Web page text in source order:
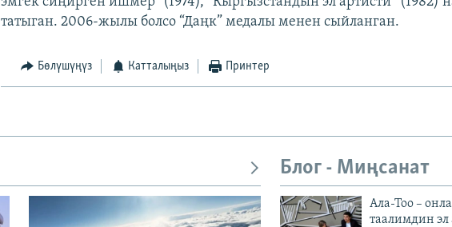
татыган. 2006-жылы болсо “Даңк” медалы менен сыйланган.
Бөлүшүңүз Катталыңыз Принтер
Блог - Миңсанат
Ала-Тоо –
таалимдин эл